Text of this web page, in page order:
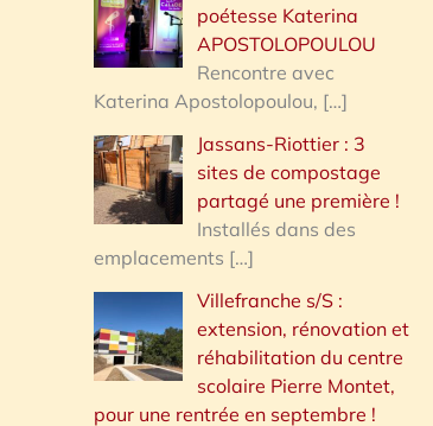
poétesse Katerina
APOSTOLOPOULOU
Rencontre avec
Katerina Apostolopoulou, […]
Jassans-Riottier : 3
sites de compostage
partagé une première !
Installés dans des
emplacements […]
Villefranche s/S :
extension, rénovation et
réhabilitation du centre
scolaire Pierre Montet,
pour une rentrée en septembre !